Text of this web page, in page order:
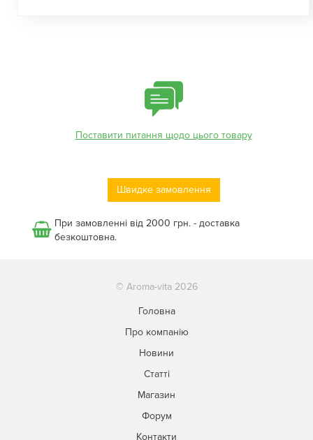
Поставити питання щодо цього товару
Швидке замовлення
При замовленні від 2000 грн. - доставка
безкоштовна.
© Aroma-vita 2026
Головна
Про компанію
Новини
Статті
Магазин
Форум
Контакти